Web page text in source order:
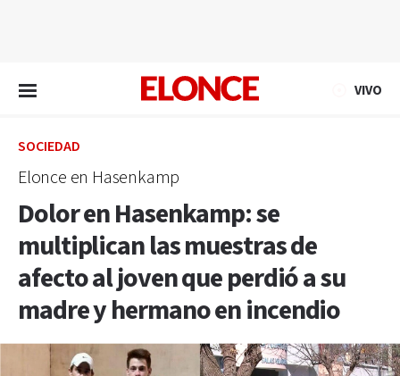
VIVO
SOCIEDAD
Elonce en Hasenkamp
Dolor en Hasenkamp: se
multiplican las muestras de
afecto al joven que perdió a su
madre y hermano en incendio